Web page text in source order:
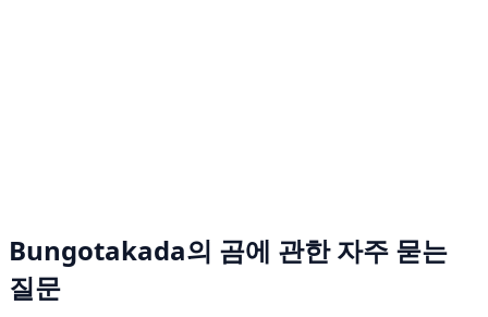
Bungotakada의 곰에 관한 자주 묻는
질문